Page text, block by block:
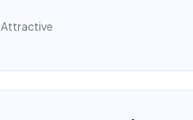
Attractive